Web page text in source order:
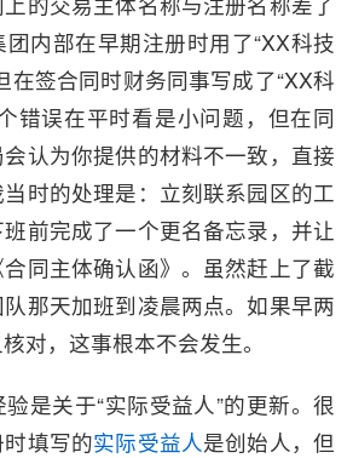
内部在早期注册时用了“XX科技
在签合同时财务同事写成了“XX科
错误在平时看是小问题，但在同
认为你提供的材料不一致，直接
时的处理是：立刻联系园区的工
前完成了一个更名备忘录，并让
同主体确认函》。虽然赶上了截
那天加班到凌晨两点。如果早两
对，这事根本不会发生。
是关于“实际受益人”的更新。很
填写的实际受益人是创始人，但